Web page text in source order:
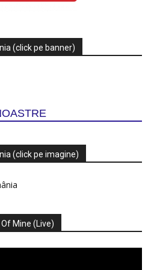
(click pe banner)
(click pe imagine)
Mine (Live)